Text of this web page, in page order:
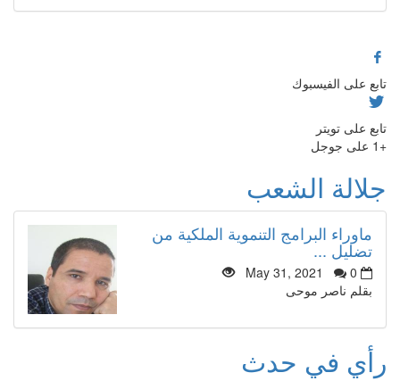
تابع على الفيسبوك
تابع على تويتر
جلالة الشعب
ماوراء البرامج التنموية الملكية من
تضليل ...
May 31, 2021
0
بقلم ناصر موحى
رأي في حدث